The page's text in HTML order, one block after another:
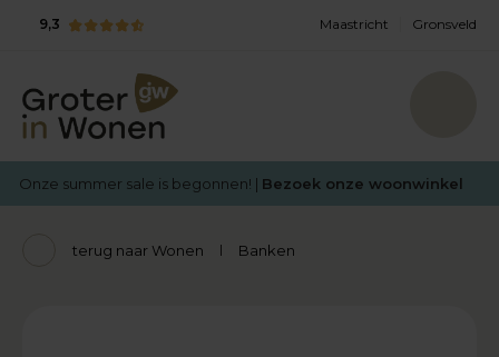
9,3 Maastricht Gronsveld
Onze summer sale is begonnen! | Bezoek onze woonwinkel
terug naar Wonen Banken